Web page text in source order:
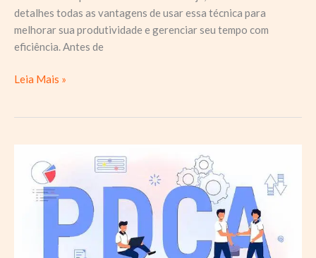
detalhes todas as vantagens de usar essa técnica para
melhorar sua produtividade e gerenciar seu tempo com
eficiência. Antes de
Técnica
é
suas
vantagens
Leia Mais »